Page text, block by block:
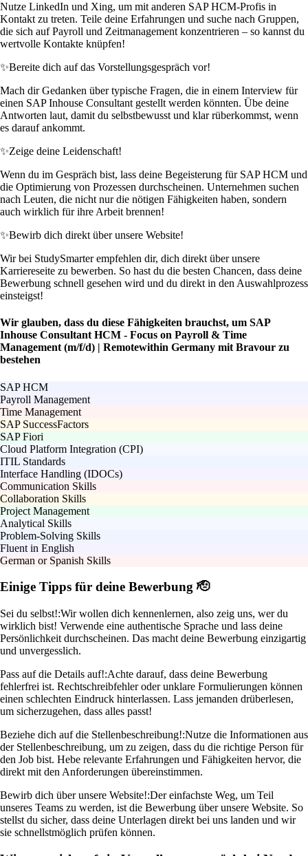
Nutze LinkedIn und Xing, um mit anderen SAP HCM-Profis in
Kontakt zu treten. Teile deine Erfahrungen und suche nach Gruppen,
die sich auf Payroll und Zeitmanagement konzentrieren – so kannst du
wertvolle Kontakte knüpfen!
✨Bereite dich auf das Vorstellungsgespräch vor!
Mach dir Gedanken über typische Fragen, die in einem Interview für
einen SAP Inhouse Consultant gestellt werden könnten. Übe deine
Antworten laut, damit du selbstbewusst und klar rüberkommst, wenn
es darauf ankommt.
✨Zeige deine Leidenschaft!
Wenn du im Gespräch bist, lass deine Begeisterung für SAP HCM und
die Optimierung von Prozessen durchscheinen. Unternehmen suchen
nach Leuten, die nicht nur die nötigen Fähigkeiten haben, sondern
auch wirklich für ihre Arbeit brennen!
✨Bewirb dich direkt über unsere Website!
Wir bei StudySmarter empfehlen dir, dich direkt über unsere
Karriereseite zu bewerben. So hast du die besten Chancen, dass deine
Bewerbung schnell gesehen wird und du direkt in den Auswahlprozess
einsteigst!
Wir glauben, dass du diese Fähigkeiten brauchst, um SAP
Inhouse Consultant HCM - Focus on Payroll & Time
Management (m/f/d) | Remotewithin Germany mit Bravour zu
bestehen
SAP HCM
Payroll Management
Time Management
SAP SuccessFactors
SAP Fiori
Cloud Platform Integration (CPI)
ITIL Standards
Interface Handling (IDOCs)
Communication Skills
Collaboration Skills
Project Management
Analytical Skills
Problem-Solving Skills
Fluent in English
German or Spanish Skills
Einige Tipps für deine Bewerbung 🫡
Sei du selbst!:Wir wollen dich kennenlernen, also zeig uns, wer du
wirklich bist! Verwende eine authentische Sprache und lass deine
Persönlichkeit durchscheinen. Das macht deine Bewerbung einzigartig
und unvergesslich.
Pass auf die Details auf!:Achte darauf, dass deine Bewerbung
fehlerfrei ist. Rechtschreibfehler oder unklare Formulierungen können
einen schlechten Eindruck hinterlassen. Lass jemanden drüberlesen,
um sicherzugehen, dass alles passt!
Beziehe dich auf die Stellenbeschreibung!:Nutze die Informationen aus
der Stellenbeschreibung, um zu zeigen, dass du die richtige Person für
den Job bist. Hebe relevante Erfahrungen und Fähigkeiten hervor, die
direkt mit den Anforderungen übereinstimmen.
Bewirb dich über unsere Website!:Der einfachste Weg, um Teil
unseres Teams zu werden, ist die Bewerbung über unsere Website. So
stellst du sicher, dass deine Unterlagen direkt bei uns landen und wir
sie schnellstmöglich prüfen können.